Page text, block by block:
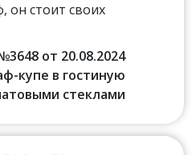
он стоит своих
от 20.08.2024
купе в гостиную
стеклами